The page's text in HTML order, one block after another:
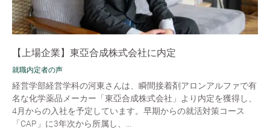
【上場企業】東亞合成株式会社に内定
就職内定者の声
経営学部経営学科の河東さんは、瞬間接着剤アロンアルファで有
名な化学薬品メーカー「東亞合成株式会社」より内定を獲得し、
4月からの入社を予定しています。早期からの就活対策コース
「CAP」に3年次から所属し、...